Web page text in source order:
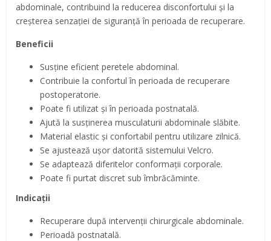
abdominale, contribuind la reducerea disconfortului și la
creșterea senzației de siguranță în perioada de recuperare.
Beneficii
Susține eficient peretele abdominal.
Contribuie la confortul în perioada de recuperare
postoperatorie.
Poate fi utilizat și în perioada postnatală.
Ajută la susținerea musculaturii abdominale slăbite.
Material elastic și confortabil pentru utilizare zilnică.
Se ajustează ușor datorită sistemului Velcro.
Se adaptează diferitelor conformații corporale.
Poate fi purtat discret sub îmbrăcăminte.
Indicații
Recuperare după intervenții chirurgicale abdominale.
Perioadă postnatală.